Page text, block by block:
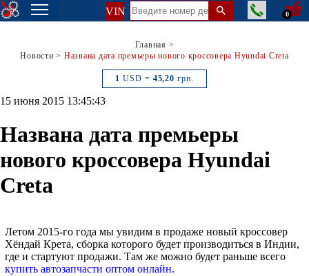
VIN 0
Главная >
Новости > Названа дата премьеры нового кроссовера Hyundai Creta
1 USD = 45,20 грн.
15 июня 2015 13:45:43
Названа дата премьеры
нового кроссовера Hyundai
Creta
Летом 2015-го года мы увидим в продаже новый кроссовер
Хёндай Крета, сборка которого будет производиться в Индии,
где и стартуют продажи. Там же можно будет раньше всего
купить автозапчасти оптом онлайн.